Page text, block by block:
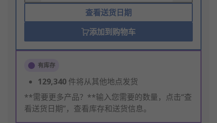
查看送货日期
添加到购物车
有库存
129,340 件将从其他地点发货
**需要更多产品？**输入您需要的数量，点击“查
看送货日期”，查看库存和送货信息。